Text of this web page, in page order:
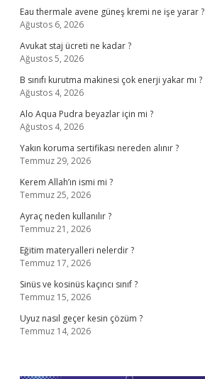
Eau thermale avene güneş kremi ne işe yarar ?
Ağustos 6, 2026
Avukat staj ücreti ne kadar ?
Ağustos 5, 2026
B sınıfı kurutma makinesi çok enerji yakar mı ?
Ağustos 4, 2026
Alo Aqua Pudra beyazlar için mi ?
Ağustos 4, 2026
Yakın koruma sertifikası nereden alınır ?
Temmuz 29, 2026
Kerem Allah’ın ismi mi ?
Temmuz 25, 2026
Ayraç neden kullanılır ?
Temmuz 21, 2026
Eğitim materyalleri nelerdir ?
Temmuz 17, 2026
Sinüs ve kosinüs kaçıncı sınıf ?
Temmuz 15, 2026
Uyuz nasıl geçer kesin çözüm ?
Temmuz 14, 2026